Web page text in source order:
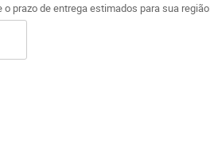
o prazo de entrega estimados para sua